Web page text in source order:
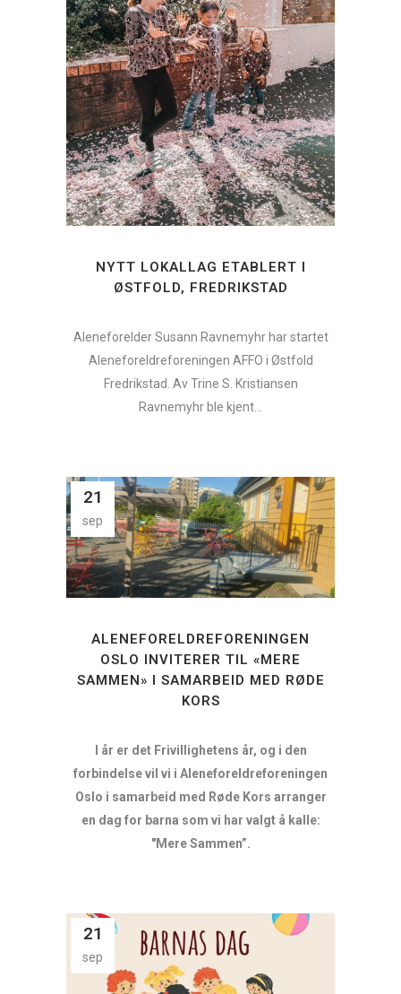
NYTT LOKALLAG ETABLERT I
ØSTFOLD, FREDRIKSTAD
Aleneforelder Susann Ravnemyhr har startet
Aleneforeldreforeningen AFFO i Østfold
Fredrikstad. Av Trine S. Kristiansen
Ravnemyhr ble kjent...
21
sep
ALENEFORELDREFORENINGEN
OSLO INVITERER TIL «MERE
SAMMEN» I SAMARBEID MED RØDE
KORS
I år er det Frivillighetens år, og i den
forbindelse vil vi i Aleneforeldreforeningen
Oslo i samarbeid med Røde Kors arranger
en dag for barna som vi har valgt å kalle:
"Mere Sammen”.
21
sep